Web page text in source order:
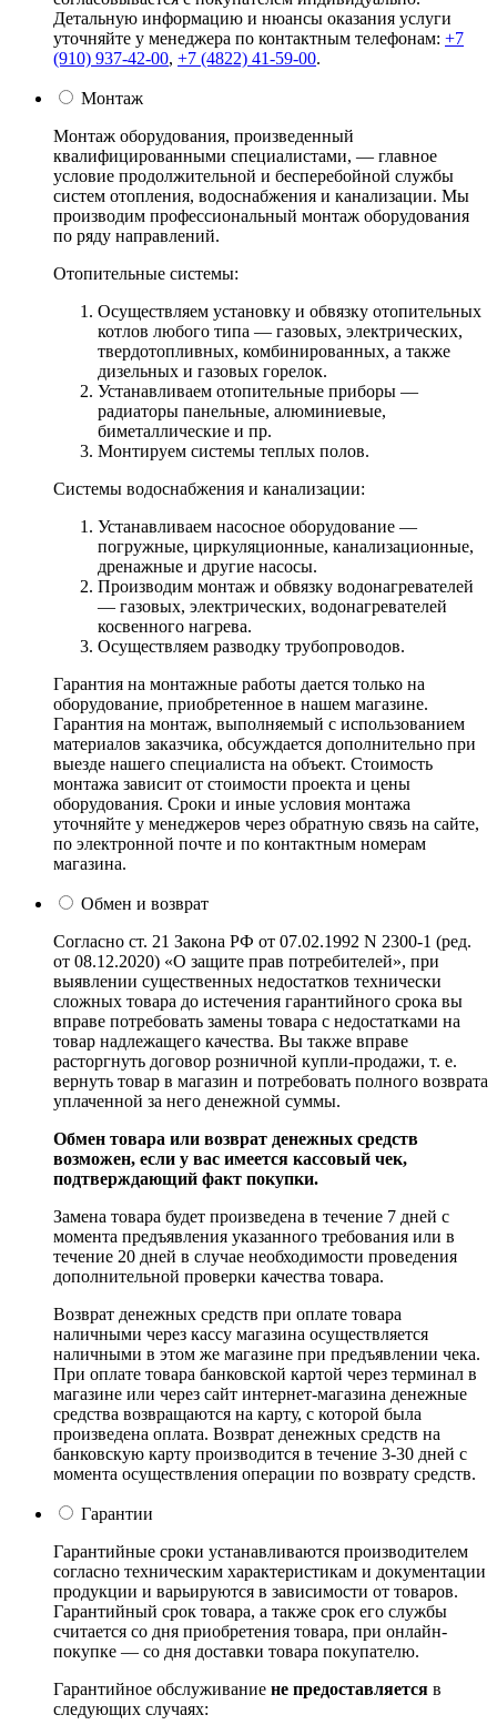
Детальную информацию и нюансы оказания услуги
уточняйте у менеджера по контактным телефонам: +7
(910) 937-42-00, +7 (4822) 41-59-00.
Монтаж
Монтаж оборудования, произведенный
квалифицированными специалистами, — главное
условие продолжительной и бесперебойной службы
систем отопления, водоснабжения и канализации. Мы
производим профессиональный монтаж оборудования
по ряду направлений.
Отопительные системы:
Осуществляем установку и обвязку отопительных
котлов любого типа — газовых, электрических,
твердотопливных, комбинированных, а также
дизельных и газовых горелок.
Устанавливаем отопительные приборы —
радиаторы панельные, алюминиевые,
биметаллические и пр.
Монтируем системы теплых полов.
Системы водоснабжения и канализации:
Устанавливаем насосное оборудование —
погружные, циркуляционные, канализационные,
дренажные и другие насосы.
Производим монтаж и обвязку водонагревателей
— газовых, электрических, водонагревателей
косвенного нагрева.
Осуществляем разводку трубопроводов.
Гарантия на монтажные работы дается только на
оборудование, приобретенное в нашем магазине.
Гарантия на монтаж, выполняемый с использованием
материалов заказчика, обсуждается дополнительно при
выезде нашего специалиста на объект. Стоимость
монтажа зависит от стоимости проекта и цены
оборудования. Сроки и иные условия монтажа
уточняйте у менеджеров через обратную связь на сайте,
по электронной почте и по контактным номерам
магазина.
Обмен и возврат
Согласно ст. 21 Закона РФ от 07.02.1992 N 2300-1 (ред.
от 08.12.2020) «О защите прав потребителей», при
выявлении существенных недостатков технически
сложных товара до истечения гарантийного срока вы
вправе потребовать замены товара с недостатками на
товар надлежащего качества. Вы также вправе
расторгнуть договор розничной купли-продажи, т. е.
вернуть товар в магазин и потребовать полного возврата
уплаченной за него денежной суммы.
Обмен товара или возврат денежных средств
возможен, если у вас имеется кассовый чек,
подтверждающий факт покупки.
Замена товара будет произведена в течение 7 дней с
момента предъявления указанного требования или в
течение 20 дней в случае необходимости проведения
дополнительной проверки качества товара.
Возврат денежных средств при оплате товара
наличными через кассу магазина осуществляется
наличными в этом же магазине при предъявлении чека.
При оплате товара банковской картой через терминал в
магазине или через сайт интернет-магазина денежные
средства возвращаются на карту, с которой была
произведена оплата. Возврат денежных средств на
банковскую карту производится в течение 3-30 дней с
момента осуществления операции по возврату средств.
Гарантии
Гарантийные сроки устанавливаются производителем
согласно техническим характеристикам и документации
продукции и варьируются в зависимости от товаров.
Гарантийный срок товара, а также срок его службы
считается со дня приобретения товара, при онлайн-
покупке — со дня доставки товара покупателю.
Гарантийное обслуживание не предоставляется в
следующих случаях: